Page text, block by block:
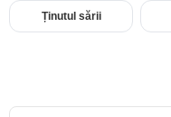
Ținutul sării